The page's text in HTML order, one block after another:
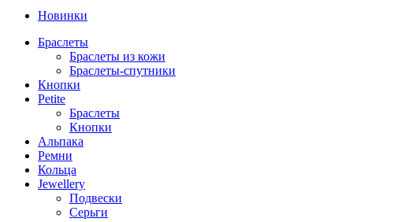
Новинки
Браслеты
Браслеты из кожи
Браслеты-спутники
Кнопки
Petite
Браслеты
Кнопки
Альпака
Ремни
Кольца
Jewellery
Подвески
Серьги